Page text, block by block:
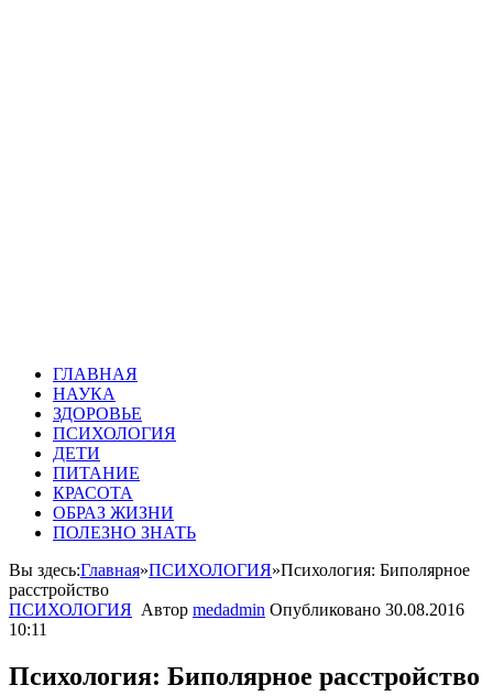
ГЛАВНАЯ
НАУКА
ЗДОРОВЬЕ
ПСИХОЛОГИЯ
ДЕТИ
ПИТАНИЕ
КРАСОТА
ОБРАЗ ЖИЗНИ
ПОЛЕЗНО ЗНАТЬ
Вы здесь:Главная»ПСИХОЛОГИЯ»Психология: Биполярное
расстройство
ПСИХОЛОГИЯ Автор medadmin Опубликовано 30.08.2016
10:11
Психология: Биполярное расстройство